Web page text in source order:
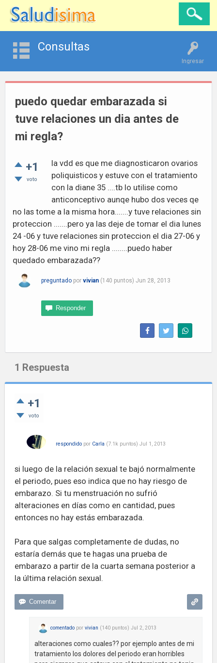
Ingresar
Consultas
puedo quedar embarazada si
tuve relaciones un dia antes de
mi regla?
+1
voto
la vdd es que me diagnosticaron ovarios
poliquisticos y estuve con el tratamiento
con la diane 35 ....tb lo utilise como
anticonceptivo aunqe hubo dos veces qe
no las tome a la misma hora.......y tuve relaciones sin
proteccion .......pero ya las deje de tomar el dia lunes
24 -06 y tuve relaciones sin proteccion el dia 27-06 y
hoy 28-06 me vino mi regla ........puedo haber
quedado embarazada??
preguntado por vivian (140 puntos) Jun 28, 2013
1 Respuesta
+1
voto
respondido por Carla (7.1k puntos) Jul 1, 2013
si luego de la relación sexual te bajó normalmente
el periodo, pues eso indica que no hay riesgo de
embarazo. Si tu menstruación no sufrió
alteraciones en días como en cantidad, pues
entonces no hay estás embarazada.
Para que salgas completamente de dudas, no
estaría demás que te hagas una prueba de
embarazo a partir de la cuarta semana posterior a
la última relación sexual.
comentado por vivian (140 puntos) Jul 2, 2013
alteraciones como cuales?? por ejemplo antes de mi
tratamiento los dolores del periodo eran horribles